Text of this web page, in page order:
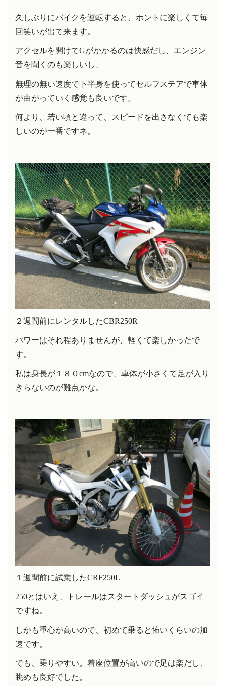
久しぶりにバイクを運転すると、ホントに楽しくて毎
回笑いが出て来ます。
アクセルを開けてGがかかるのは快感だし、エンジン
音を聞くのも楽しいし、
無理の無い速度で下半身を使ってセルフステアで車体
が曲がっていく感覚も良いです。
何より、若い頃と違って、スピードを出さなくても楽
しいのが一番ですネ。
２週間前にレンタルしたCBR250R
パワーはそれ程ありませんが、軽くて楽しかったで
す。
私は身長が１８０cmなので、車体が小さくて足が入り
きらないのが難点かな。
１週間前に試乗したCRF250L
250とはいえ、トレールはスタートダッシュがスゴイ
ですね。
しかも重心が高いので、初めて乗ると怖いくらいの加
速です。
でも、乗りやすい。 着座位置が高いので足は楽だし、
眺めも良好でした。